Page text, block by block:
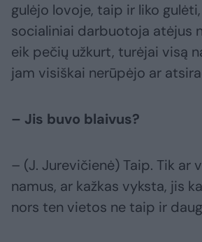
gulėjo lovoje, taip ir liko
socialiniai darbuotoja atėjus
eik pečių užkurt, turėjai visą
jam visiškai nerūpėjo ar
– Jis buvo blaivus?
– (J. Jurevičienė) Taip. Tik ar
namus, ar kažkas vyksta, jis
nors ten vietos ne taip ir